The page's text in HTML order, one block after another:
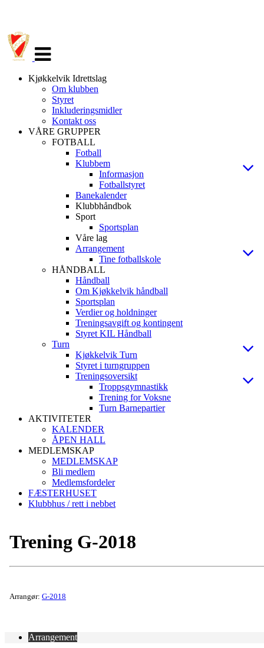
navigasjon
Kjøkkelvik Idrettslag
Om klubben
Styret
Inkluderingsmidler
Kontakt oss
VÅRE GRUPPER
FOTBALL
Fotball
Klubbem
Informasjon
Fotballstyret
Banekalender
Klubbhåndbok
Sport
Sportsplan
Våre lag
Arrangement
Tine fotballskole
HÅNDBALL
Håndball
Om Kjøkkelvik håndball
Sportsplan
Verdier og holdninger
Treningsavgift og kontingent
Styret KIL Håndball
Turn
Kjøkkelvik Turn
Styret i turngruppen
Treningsoversikt
Troppsgymnastikk
Trening for Voksne
Turn Barnepartier
AKTIVITETER
KALENDER
ÅPEN HALL
MEDLEMSKAP
MEDLEMSKAP
Bli medlem
Medlemsfordeler
FÆSTERHUSET
Klubbhus / rett i nebbet
Trening G-2018
Arrangør: G-2018
Arrangement